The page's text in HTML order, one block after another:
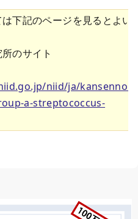
下記のページを見るとよい
のサイト
niid/ja/kansennoh
a-streptococcus-